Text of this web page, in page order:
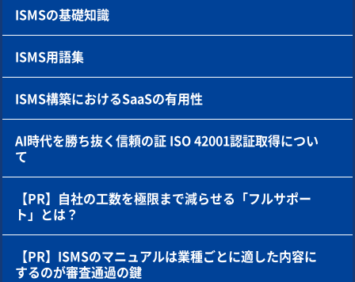
ISMSの基礎知識
ISMS用語集
ISMS構築におけるSaaSの有用性
AI時代を勝ち抜く信頼の証 ISO 42001認証取得につい
て
【PR】自社の工数を極限まで減らせる「フルサポー
ト」とは？
【PR】ISMSのマニュアルは業種ごとに適した内容に
するのが審査通過の鍵